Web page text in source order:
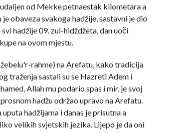
od Mekke petnaestak kilometara a
obaveza svakoga hadžije, sastavni je dio
hadžije 09. zul-hidždžeta, dan uoči
na ovom mjestu.
rahme) na Arefatu, kako tradicija
traženja sastali su se Hazreti Adem i
Allah mu podario spas i mir, je svoj
hadžu održao upravo na Arefatu.
hadžijama i danas je prisutna a
velikih svjetskih jezika. Lijepo je da oni